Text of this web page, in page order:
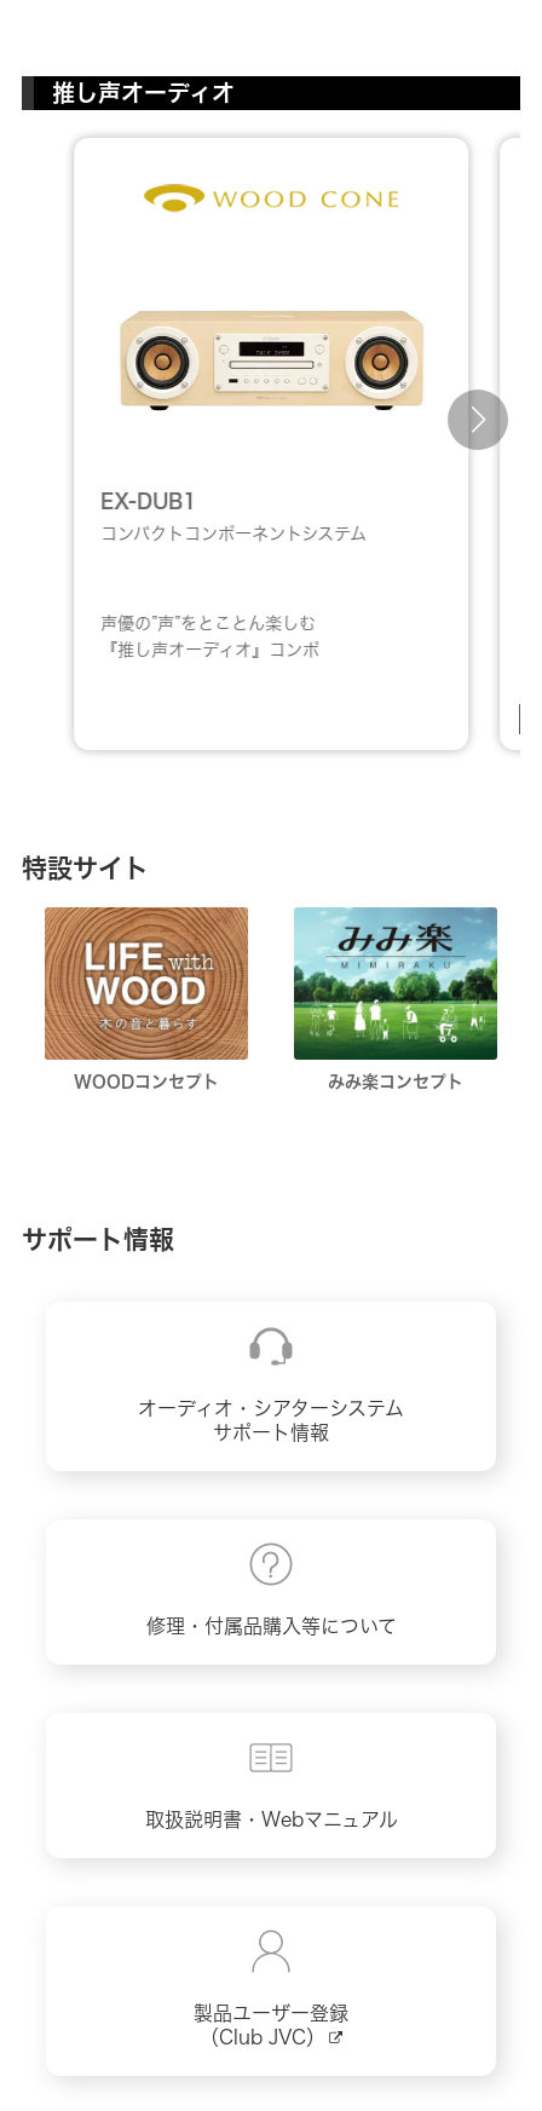
推し声オーディオ
EX-DUB1
コンパクトコンポーネントシステム
声優の”声”をとことん楽しむ
『推し声オーディオ』コンポ
特設サイト
WOODコンセプト みみ楽コンセプト
サポート情報
オーディオ・シアターシステム
サポート情報
修理・付属品購入等について
取扱説明書・Webマニュアル
製品ユーザー登録
（Club JVC）